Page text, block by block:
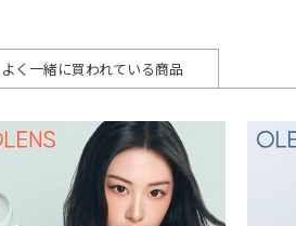
よく一緒に買われている商品